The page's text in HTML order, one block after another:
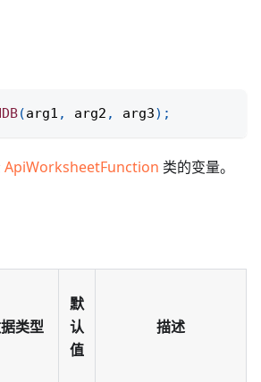
(arg1 , arg2 , arg3) ;
ApiWorksheetFunction 类的变量。
类型
默
认
值
描述